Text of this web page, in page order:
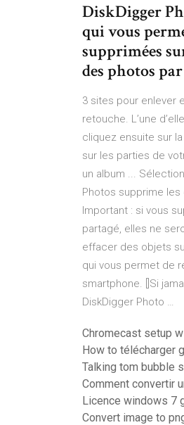
DiskDigger
qui vous
supprimées
des photos
3 sites pour enlever
retouche. L’une
cliquez ensuite sur
sur les parties de
un album ...
Photos supprime
Important : si vous
partagé, elles ne
effacer des objets
qui vous permet de
smartphone. []Si
DiskDigger Photo …
Chromecast setup
How to télécharger
Talking tom bubble
Comment convertir
Licence windows 7
Convert image to